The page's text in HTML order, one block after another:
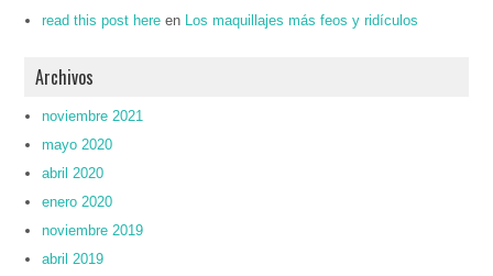
read this post here en Los maquillajes más feos y ridículos
Archivos
noviembre 2021
mayo 2020
abril 2020
enero 2020
noviembre 2019
abril 2019